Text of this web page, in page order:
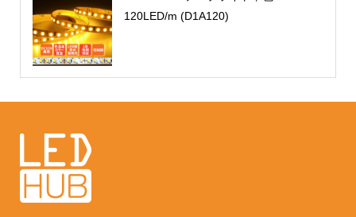
120LED/m (D1A120)